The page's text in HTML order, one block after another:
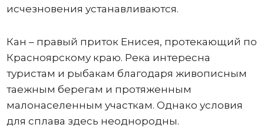
исчезновения устанавливаются.
Кан – правый приток Енисея, протекающий по
Красноярскому краю. Река интересна
туристам и рыбакам благодаря живописным
таежным берегам и протяженным
малонаселенным участкам. Однако условия
для сплава здесь неоднородны.